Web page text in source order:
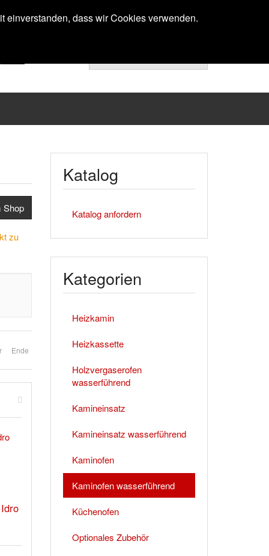
Shop
zu
Ende
Katalog
Katalog anfordern
Kategorien
Heizkamin
Heizkassette
Holzvergaserofen
wasserführend
Kamineinsatz
Kamineinsatz wasserführend
Kaminofen
Kaminofen wasserführend
Küchenofen
Optionales Zubehör
einverstanden, dass wir Cookies verwenden.